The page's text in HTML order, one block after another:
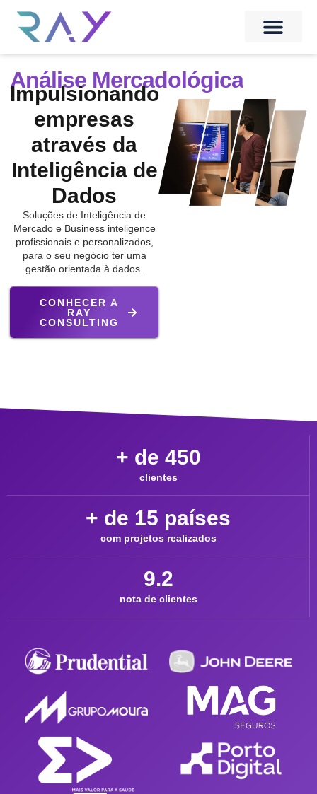
Análise Mercadológica
Análise Competitiva
Impulsionando
empresas
através da
Inteligência de
Dados
Soluções de Inteligência de
Mercado e Business inteligence
profissionais e personalizados,
para o seu negócio ter uma
gestão orientada à dados.
CONHECER A
RAY
CONSULTING
clientes
+ de 450
com projetos realizados
+ de 15 países
nota de clientes
9.2